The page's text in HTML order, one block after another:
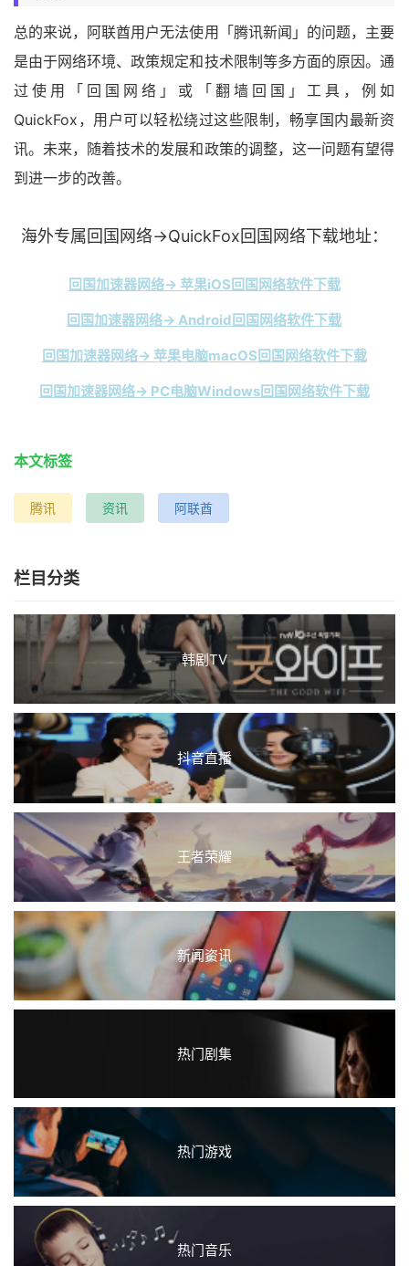
总的来说，阿联酋用户无法使用「腾讯新闻」的问题，主要
是由于网络环境、政策规定和技术限制等多方面的原因。通
过使用「回国网络」或「翻墙回国」工具，例如
QuickFox，用户可以轻松绕过这些限制，畅享国内最新资
讯。未来，随着技术的发展和政策的调整，这一问题有望得
到进一步的改善。
海外专属回国网络→QuickFox回国网络下载地址：
回国加速器网络→ 苹果iOS回国网络软件下载
回国加速器网络→ Android回国网络软件下载
回国加速器网络→ 苹果电脑macOS回国网络软件下载
回国加速器网络→ PC电脑Windows回国网络软件下载
本文标签
腾讯 资讯 阿联酋
栏目分类
韩剧TV
抖音直播
王者荣耀
新闻资讯
热门剧集
热门游戏
热门音乐